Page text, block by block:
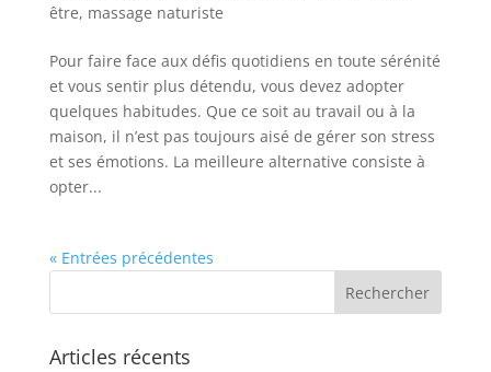
être, massage naturiste
Pour faire face aux défis quotidiens en toute sérénité
et vous sentir plus détendu, vous devez adopter
quelques habitudes. Que ce soit au travail ou à la
maison, il n’est pas toujours aisé de gérer son stress
et ses émotions. La meilleure alternative consiste à
opter...
« Entrées précédentes
Articles récents